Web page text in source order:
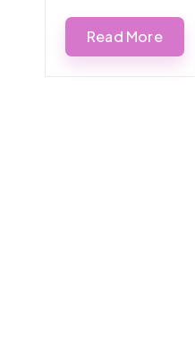
Read More